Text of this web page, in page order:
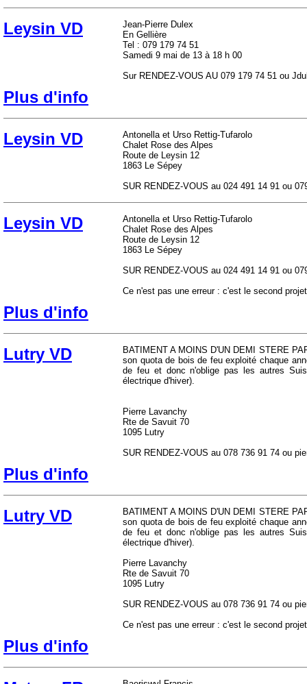
Leysin VD
Jean-Pierre Dulex
En Gellière
Tel : 079 179 74 51
Samedi 9 mai de 13 à 18 h 00
Sur RENDEZ-VOUS AU 079 179 74 51 ou
Plus d'info
Leysin VD
Antonella et Urso Rettig-Tufarolo
Chalet Rose des Alpes
Route de Leysin 12
1863 Le Sépey
SUR RENDEZ-VOUS au 024 491 14 91 ou
Leysin VD
Antonella et Urso Rettig-Tufarolo
Chalet Rose des Alpes
Route de Leysin 12
1863 Le Sépey
SUR RENDEZ-VOUS au 024 491 14 91 ou
Ce n'est pas une erreur : c'est le second
Plus d'info
Lutry VD
BATIMENT A MOINS D'UN DEMI STERE
son quota de bois de feu exploité chaque
de feu et donc n'oblige pas les autres
électrique d'hiver).
Pierre Lavanchy
Rte de Savuit 70
1095 Lutry
SUR RENDEZ-VOUS au 078 736 91 74 ou
Plus d'info
Lutry VD
BATIMENT A MOINS D'UN DEMI STERE
son quota de bois de feu exploité chaque
de feu et donc n'oblige pas les autres
électrique d'hiver).
Pierre Lavanchy
Rte de Savuit 70
1095 Lutry
SUR RENDEZ-VOUS au 078 736 91 74 ou
Ce n'est pas une erreur : c'est le second
Plus d'info